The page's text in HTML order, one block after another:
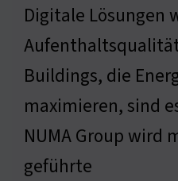
Digitale Lösungen
Buildings, die
maximieren, sind
NUMA Group wird
geführte